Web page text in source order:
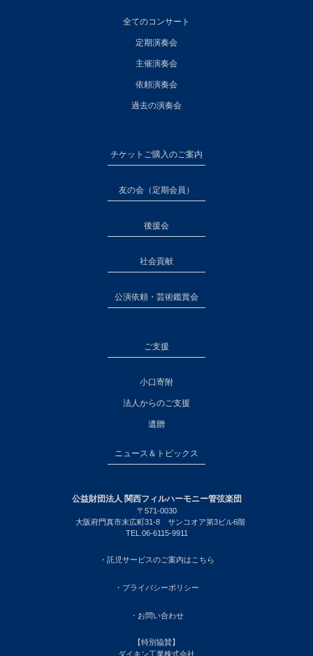
全てのコンサート
定期演奏会
主催演奏会
依頼演奏会
過去の演奏会
チケットご購入のご案内
友の会（定期会員）
後援会
社会貢献
公演依頼・芸術鑑賞会
ご支援
小口寄附
法人からのご支援
遺贈
ニュース＆トピックス
公益財団法人 関西フィルハーモニー管弦楽団
〒571-0030
大阪府門真市末広町31-8 サンコオア第3ビル6階
TEL.06-6115-9911
・託児サービスのご案内はこちら
・プライバシーポリシー
・お問い合わせ
【特別協賛】
ダイキン工業株式会社